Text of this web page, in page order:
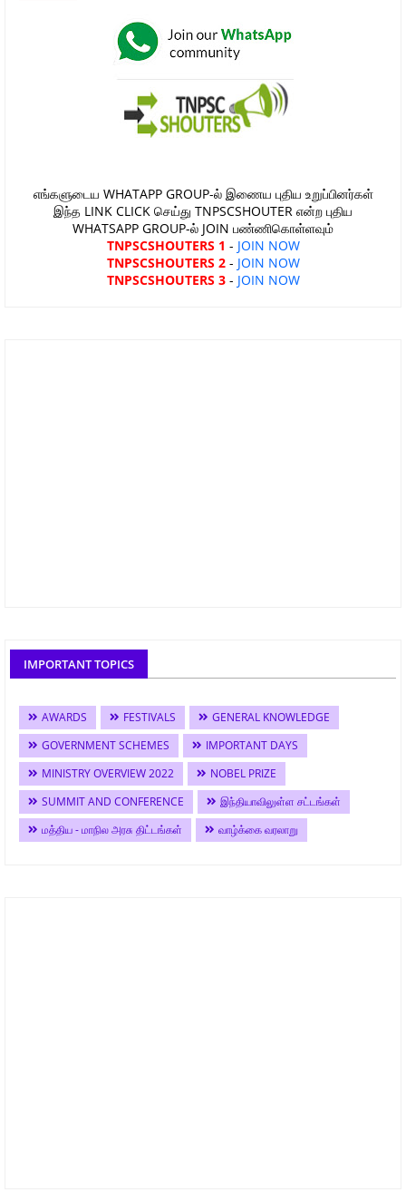
எங்களுடைய WHATAPP GROUP-ல் இணைய புதிய உறுப்பினர்கள்
இந்த LINK CLICK செய்து TNPSCSHOUTER என்ற புதிய
WHATSAPP GROUP-ல் JOIN பண்ணிகொள்ளவும்
TNPSCSHOUTERS 1 - JOIN NOW
TNPSCSHOUTERS 2- JOIN NOW
TNPSCSHOUTERS 3- JOIN NOW
IMPORTANT TOPICS
AWARDS FESTIVALS
GENERAL KNOWLEDGE
GOVERNMENT SCHEMES
IMPORTANT DAYS
MINISTRY OVERVIEW 2022
NOBEL PRIZE
SUMMIT AND CONFERENCE
இந்தியாவிலுள்ள சட்டங்கள்
மத்திய - மாநில அரசு திட்டங்கள்
வாழ்க்கை வரலாறு